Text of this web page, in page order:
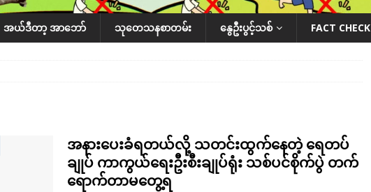
အယ်ဒီတာ့ အာဘော် သုတေသနစာတမ်း နွေဦးပွင့်သစ် FACT CHECK
အနားပေးခံရတယ်လို့ သတင်းထွက်နေတဲ့ ရေတပ်
ချုပ် ကာကွယ်ရေးဦးစီးချုပ်ရုံး သစ်ပင်စိုက်ပွဲ တက်
ရောက်တာမတွေ့ရ